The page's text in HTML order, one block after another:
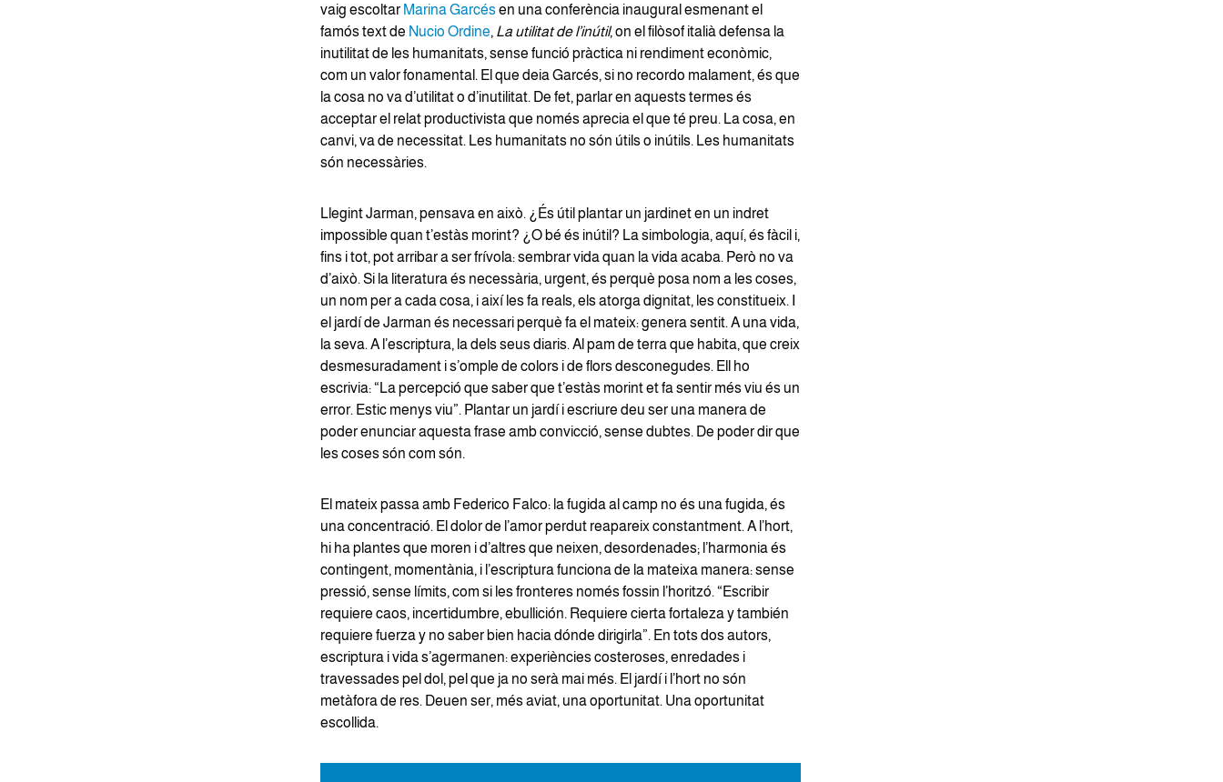
vaig escoltar Marina Garcésen una conferència inaugural esmenant el
famós text de Nucio Ordine, La utilitat de l’inútil, on el filòsof italià defensa la
inutilitat de les humanitats, sense funció pràctica ni rendiment econòmic,
com un valor fonamental. El que deia Garcés, si no recordo malament, és que
la cosa no va d’utilitat o d’inutilitat. De fet, parlar en aquests termes és
acceptar el relat productivista que només aprecia el que té preu. La cosa, en
canvi, va de necessitat. Les humanitats no són útils o inútils. Les humanitats
són necessàries.
Llegint Jarman, pensava en això. ¿És útil plantar un jardinet en un indret
impossible quan t’estàs morint? ¿O bé és inútil? La simbologia, aquí, és fàcil i,
fins i tot, pot arribar a ser frívola: sembrar vida quan la vida acaba. Però no va
d’això. Si la literatura és necessària, urgent, és perquè posa nom a les coses,
un nom per a cada cosa, i així les fa reals, els atorga dignitat, les constitueix. I
el jardí de Jarman és necessari perquè fa el mateix: genera sentit. A una vida,
la seva. A l’escriptura, la dels seus diaris. Al pam de terra que habita, que creix
desmesuradament i s’omple de colors i de flors desconegudes. Ell ho
escrivia: “La percepció que saber que t’estàs morint et fa sentir més viu és un
error. Estic menys viu”. Plantar un jardí i escriure deu ser una manera de
poder enunciar aquesta frase amb convicció, sense dubtes. De poder dir que
les coses són com són.
El mateix passa amb Federico Falco: la fugida al camp no és una fugida, és
una concentració. El dolor de l’amor perdut reapareix constantment. A l’hort,
hi ha plantes que moren i d’altres que neixen, desordenades; l’harmonia és
contingent, momentània, i l’escriptura funciona de la mateixa manera: sense
pressió, sense límits, com si les fronteres només fossin l’horitzó. “Escribir
requiere caos, incertidumbre, ebullición. Requiere cierta fortaleza y también
requiere fuerza y no saber bien hacia dónde dirigirla”. En tots dos autors,
escriptura i vida s’agermanen: experiències costeroses, enredades i
travessades pel dol, pel que ja no serà mai més. El jardí i l’hort no són
metàfora de res. Deuen ser, més aviat, una oportunitat. Una oportunitat
escollida.